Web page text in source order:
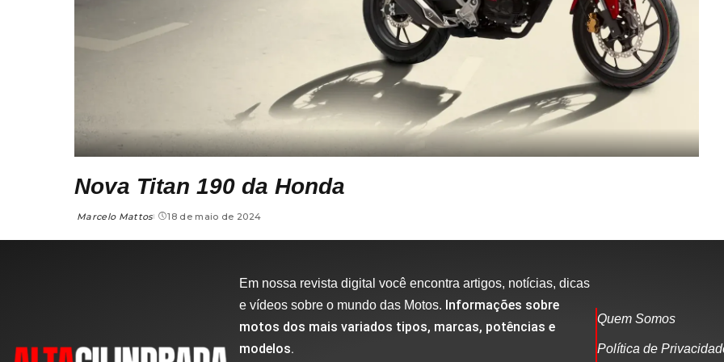
Nova Titan 190 da Honda
Marcelo Mattos 18 de maio de 2024
Em nossa revista digital você encontra artigos, notícias, dicas
e vídeos sobre o mundo das Motos. Informações sobre
motos dos mais variados tipos, marcas, potências e
modelos.
Quem Somos
Política de